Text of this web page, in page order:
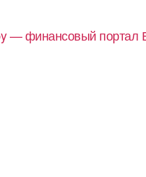
— финансовый портал